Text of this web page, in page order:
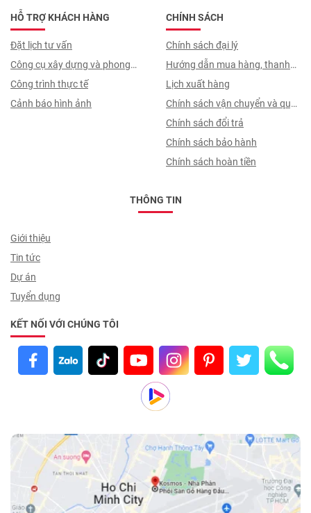
HỖ TRỢ KHÁCH HÀNG
Đặt lịch tư vấn
Công cụ xây dựng và phong
thuỷ
Công trình thực tế
Cảnh báo hình ảnh
CHÍNH SÁCH
Chính sách đại lý
Hướng dẫn mua hàng, thanh
toán, quy trình ký hợp đồng
Lịch xuất hàng
Chính sách vận chuyển và quy
trình giao nhận
Chính sách đổi trả
Chính sách bảo hành
Chính sách hoàn tiền
THÔNG TIN
Giới thiệu
Tin tức
Dự án
Tuyển dụng
KẾT NỐI VỚI CHÚNG TÔI